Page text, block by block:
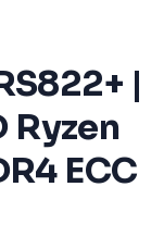
|
Ryzen
ECC